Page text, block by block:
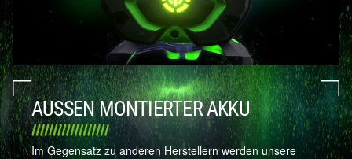
AUSSEN MONTIERTER AKKU
Im Gegensatz zu anderen Herstellern werden unsere